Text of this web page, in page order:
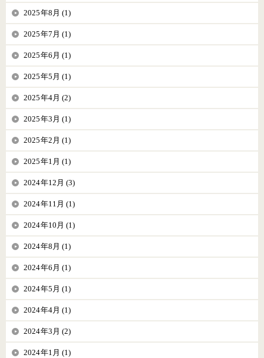
2025年8月 (1)
2025年7月 (1)
2025年6月 (1)
2025年5月 (1)
2025年4月 (2)
2025年3月 (1)
2025年2月 (1)
2025年1月 (1)
2024年12月 (3)
2024年11月 (1)
2024年10月 (1)
2024年8月 (1)
2024年6月 (1)
2024年5月 (1)
2024年4月 (1)
2024年3月 (2)
2024年1月 (1)